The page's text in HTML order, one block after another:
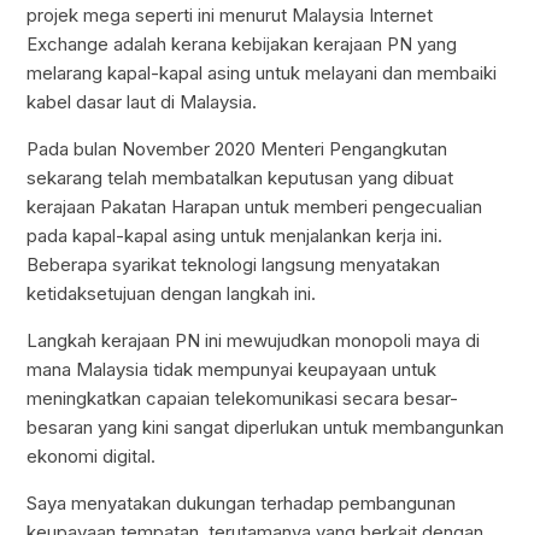
projek mega seperti ini menurut Malaysia Internet
Exchange adalah kerana kebijakan kerajaan PN yang
melarang kapal-kapal asing untuk melayani dan membaiki
kabel dasar laut di Malaysia.
Pada bulan November 2020 Menteri Pengangkutan
sekarang telah membatalkan keputusan yang dibuat
kerajaan Pakatan Harapan untuk memberi pengecualian
pada kapal-kapal asing untuk menjalankan kerja ini.
Beberapa syarikat teknologi langsung menyatakan
ketidaksetujuan dengan langkah ini.
Langkah kerajaan PN ini mewujudkan monopoli maya di
mana Malaysia tidak mempunyai keupayaan untuk
meningkatkan capaian telekomunikasi secara besar-
besaran yang kini sangat diperlukan untuk membangunkan
ekonomi digital.
Saya menyatakan dukungan terhadap pembangunan